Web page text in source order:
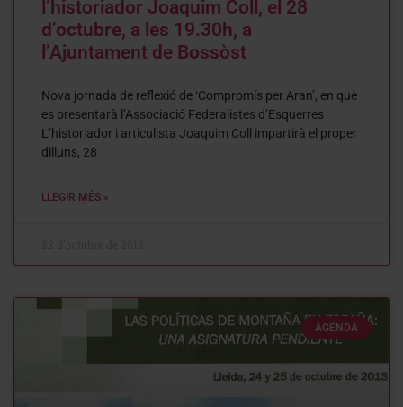
l’historiador Joaquim Coll, el 28
d’octubre, a les 19.30h, a
l’Ajuntament de Bossòst
Nova jornada de reflexió de ‘Compromís per Aran’, en què
es presentarà l’Associació Federalistes d’Esquerres
L’historiador i articulista Joaquim Coll impartirà el proper
dilluns, 28
LLEGIR MÉS »
AGENDA